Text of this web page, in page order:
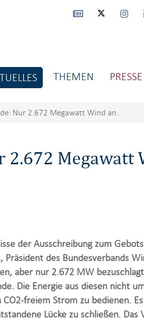
THEMEN PRESSE
Nur 2.672 Megawatt Wind an...
Megawatt
der Ausschreibung zum
des Bundesverbands
aber nur 2.672 MW
Die Energie aus diesen nicht
freiem Strom zu bedienen.
Lücke zu schließen.